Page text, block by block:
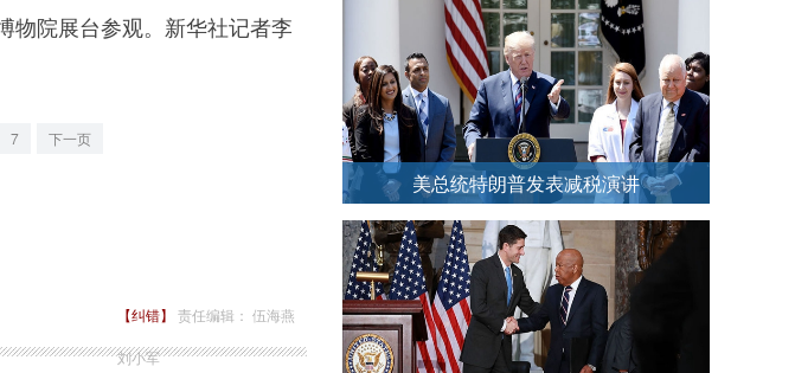
院展台参观。新华社记者李
7 下一页
【纠错】 责任编辑： 伍海燕
刘小军
美总统特朗普发表减税演讲